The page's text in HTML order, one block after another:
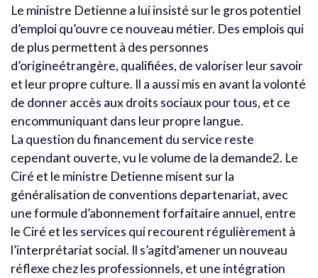
Le ministre Detienne a lui insisté sur le gros potentiel
d’emploi qu’ouvre ce nouveau métier. Des emplois qui
de plus permettent à des personnes
d’origineétrangère, qualifiées, de valoriser leur savoir
et leur propre culture. Il a aussi mis en avant la volonté
de donner accès aux droits sociaux pour tous, et ce
encommuniquant dans leur propre langue.
La question du financement du service reste
cependant ouverte, vu le volume de la demande2. Le
Ciré et le ministre Detienne misent sur la
généralisation de conventions departenariat, avec
une formule d’abonnement forfaitaire annuel, entre
le Ciré et les services qui recourent régulièrement à
l’interprétariat social. Il s’agitd’amener un nouveau
réflexe chez les professionnels, et une intégration